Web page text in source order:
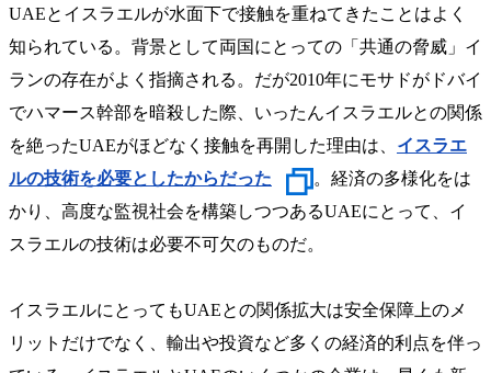
UAEとイスラエルが水面下で接触を重ねてきたことはよく
知られている。背景として両国にとっての「共通の脅威」イ
ランの存在がよく指摘される。だが2010年にモサドがドバイ
でハマース幹部を暗殺した際、いったんイスラエルとの関係
を絶ったUAEがほどなく接触を再開した理由は、 イスラエ
ルの技術を必要としたからだった
。経済の多様化をは
かり、高度な監視社会を構築しつつあるUAEにとって、イ
スラエルの技術は必要不可欠のものだ。
イスラエルにとってもUAEとの関係拡大は安全保障上のメ
リットだけでなく、輸出や投資など多くの経済的利点を伴っ